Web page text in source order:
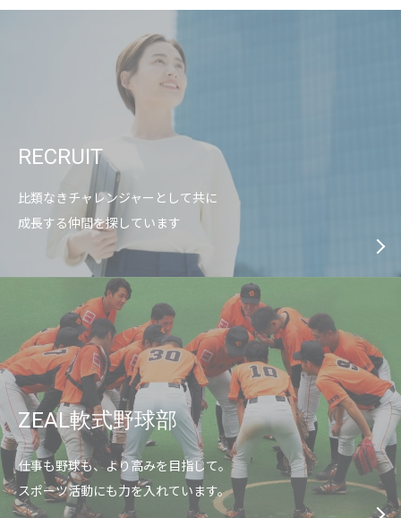
RECRUIT
比類なきチャレンジャーとして共に
成長する仲間を探しています
ZEAL軟式野球部
仕事も野球も、より高みを目指して。
スポーツ活動にも力を入れています。